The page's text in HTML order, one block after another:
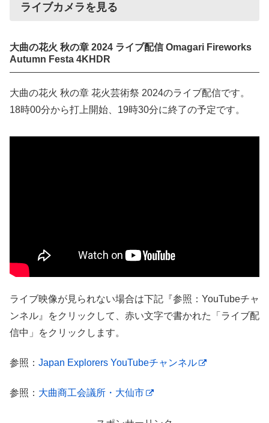
ライブカメラを見る
大曲の花火 秋の章 2024 ライブ配信 Omagari Fireworks
Autumn Festa 4KHDR
大曲の花火 秋の章 花火芸術祭 2024のライブ配信です。
18時00分から打上開始、19時30分に終了の予定です。
ライブ映像が見られない場合は下記『参照：YouTubeチャ
ンネル』をクリックして、赤い文字で書かれた「ライブ配
信中」をクリックします。
参照： Japan Explorers YouTubeチャンネル
参照： 大曲商工会議所・大仙市